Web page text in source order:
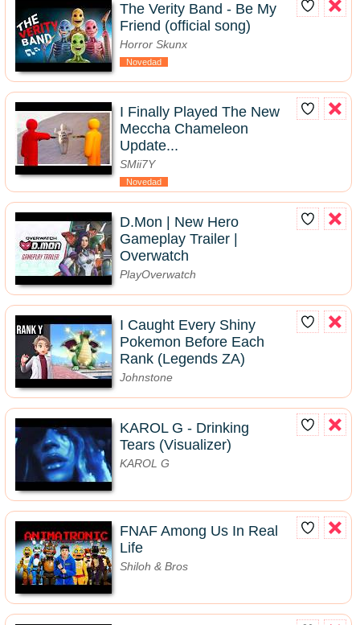
The Verity Band - Be My
Friend (official song)
Horror Skunx
Novedad
I Finally Played The New
Meccha Chameleon
Update...
SMii7Y
Novedad
D.Mon | New Hero
Gameplay Trailer |
Overwatch
PlayOverwatch
I Caught Every Shiny
Pokemon Before Each
Rank (Legends ZA)
Johnstone
KAROL G - Drinking
Tears (Visualizer)
KAROL G
FNAF Among Us In Real
Life
Shiloh & Bros